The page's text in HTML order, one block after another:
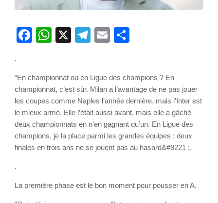
Facebook
WhatsApp
X Telegram
Email
.
“En championnat ou en Ligue des champions ? En
championnat, c’est sûr. Milan a l’avantage de ne pas jouer
les coupes comme Naples l’année dernière, mais l’Inter est
le mieux armé. Elle l’était aussi avant, mais elle a gâché
deux championnats en n’en gagnant qu’un. En Ligue des
champions, je la place parmi les grandes équipes : deux
finales en trois ans ne se jouent pas au hasard&#8221 ;.
.
La première phase est le bon moment pour pousser en A.